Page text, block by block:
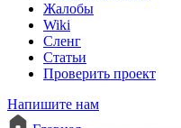
Жалобы
Wiki
Сленг
Статьи
Проверить проект
Напишите нам